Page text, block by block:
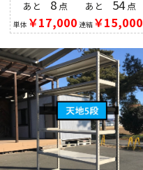
あと 8 点
単体 ￥17,000
あと 54点
連結￥15,000